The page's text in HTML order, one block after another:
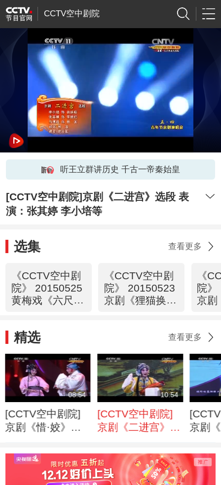
CCTV空中剧院
听王立群讲历史 千古一帝秦始皇
[CCTV空中剧院]京剧《二进宫》选段 表
演：张其婷 李小培等
选集 查看更多
《CCTV空中剧
院》 20150525
黄梅戏《六尺
《CCTV空中剧
院》 20150523
京剧《狸猫换太
《
院》
京剧
精选 查看更多
08:54
[CCTV空中剧院]
京剧《惜·姣》选
张琎
10:54
[CCTV空中剧院]
京剧《二进宫》选
李小培等
京剧
娜 周